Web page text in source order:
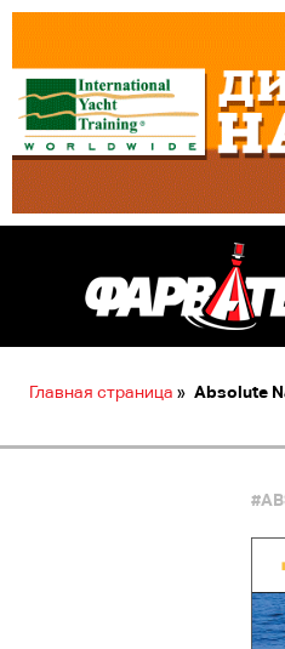
Главная страница » Absolute